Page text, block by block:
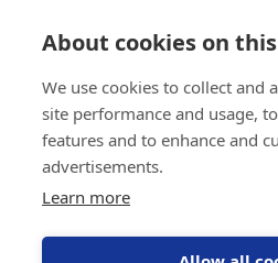
About cookies on
We use cookies to collect and
site performance and usage,
features and to enhance and
advertisements.
Learn more